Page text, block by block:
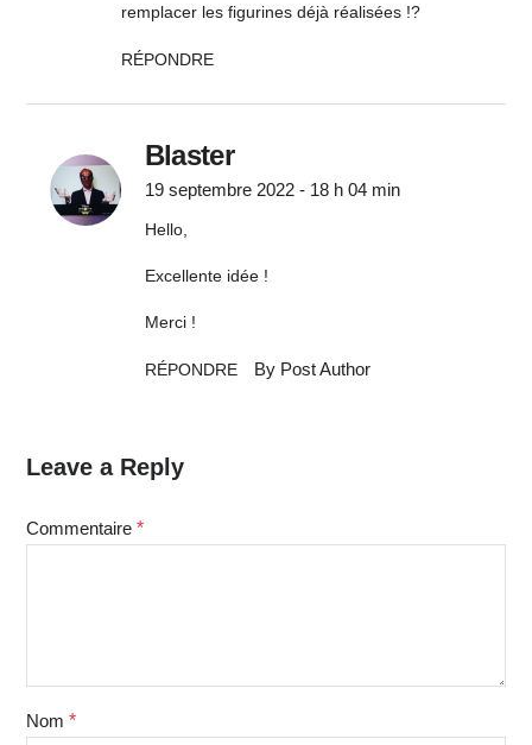
remplacer les figurines déjà réalisées !?
RÉPONDRE
Blaster
19 septembre 2022 - 18 h 04 min
Hello,
Excellente idée !
Merci !
RÉPONDRE By Post Author
Leave a Reply
Commentaire *
Nom *